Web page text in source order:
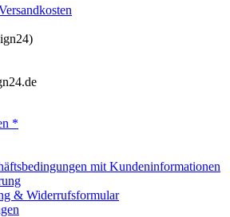
*
mit Kundeninformationen
& Widerrufsformular